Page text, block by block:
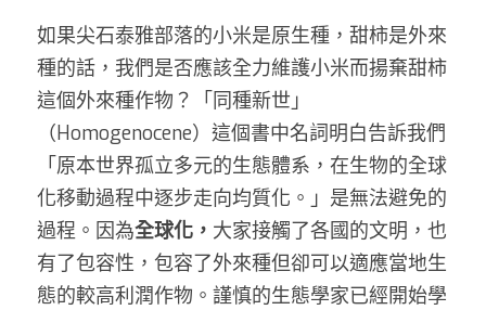
如果尖石泰雅部落的小米是原生種，甜柿是外來
種的話，我們是否應該全力維護小米而揚棄甜柿
這個外來種作物？「同種新世」
（Homogenocene）這個書中名詞明白告訴我們
「原本世界孤立多元的生態體系，在生物的全球
化移動過程中逐步走向均質化。」是無法避免的
過程。因為全球化， 大家接觸了各國的文明，也
有了包容性，包容了外來種但卻可以適應當地生
態的較高利潤作物。謹慎的生態學家已經開始學